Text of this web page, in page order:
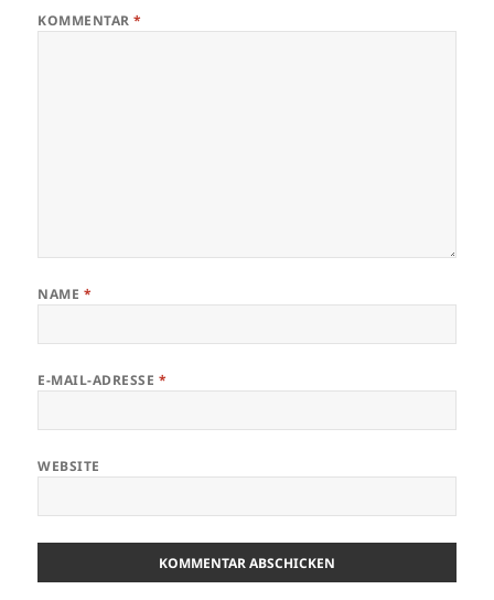
KOMMENTAR*
NAME *
E-MAIL-ADRESSE *
WEBSITE